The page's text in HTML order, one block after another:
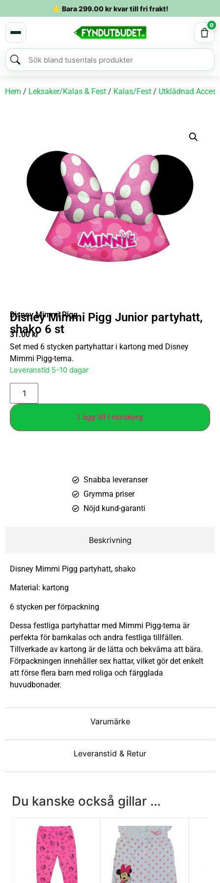
⭐ Bara299.00krkvar till fri frakt!
0
Hem / Leksaker/Kalas & Fest / Kalas/Fest / Utklädnad
Disney Mimmi Pigg
Disney Mimmi Pigg Junior partyhatt,
shako 6 st
31.00kr
Set med 6 stycken partyhattar i kartong med Disney
Mimmi Pigg-tema.
Leveranstid 5-10 dagar
Lägg till i varukorg
Snabba leveranser
Grymma priser
Nöjd kund-garanti
Beskrivning
Varumärke
Leveranstid & Retur
Disney Mimmi Pigg partyhatt, shako
Material: kartong
6 stycken per förpackning
Dessa festliga partyhattar med Mimmi Pigg-tema är
perfekta för barnkalas och andra festliga tillfällen.
Tillverkade av kartong är de lätta och bekväma att bära.
Förpackningen innehåller sex hattar, vilket gör det enkelt
att förse flera barn med roliga och färgglada
huvudbonader.
Du kanske också gillar ...